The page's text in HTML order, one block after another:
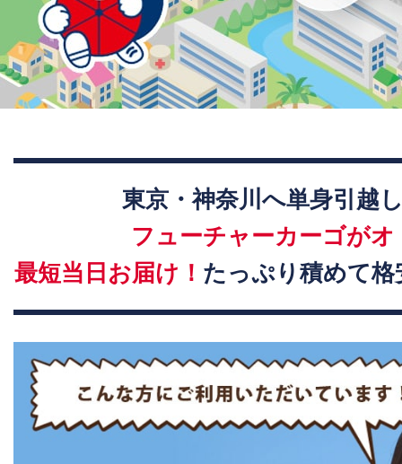
東京・神奈川へ単身引越
フューチャーカーゴがオ
最短当日お届け！ たっぷり積めて